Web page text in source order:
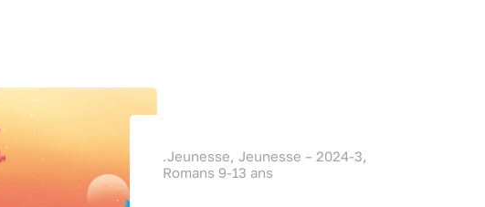
.Jeunesse, Jeunesse – 2024-3,
Romans 9-13 ans